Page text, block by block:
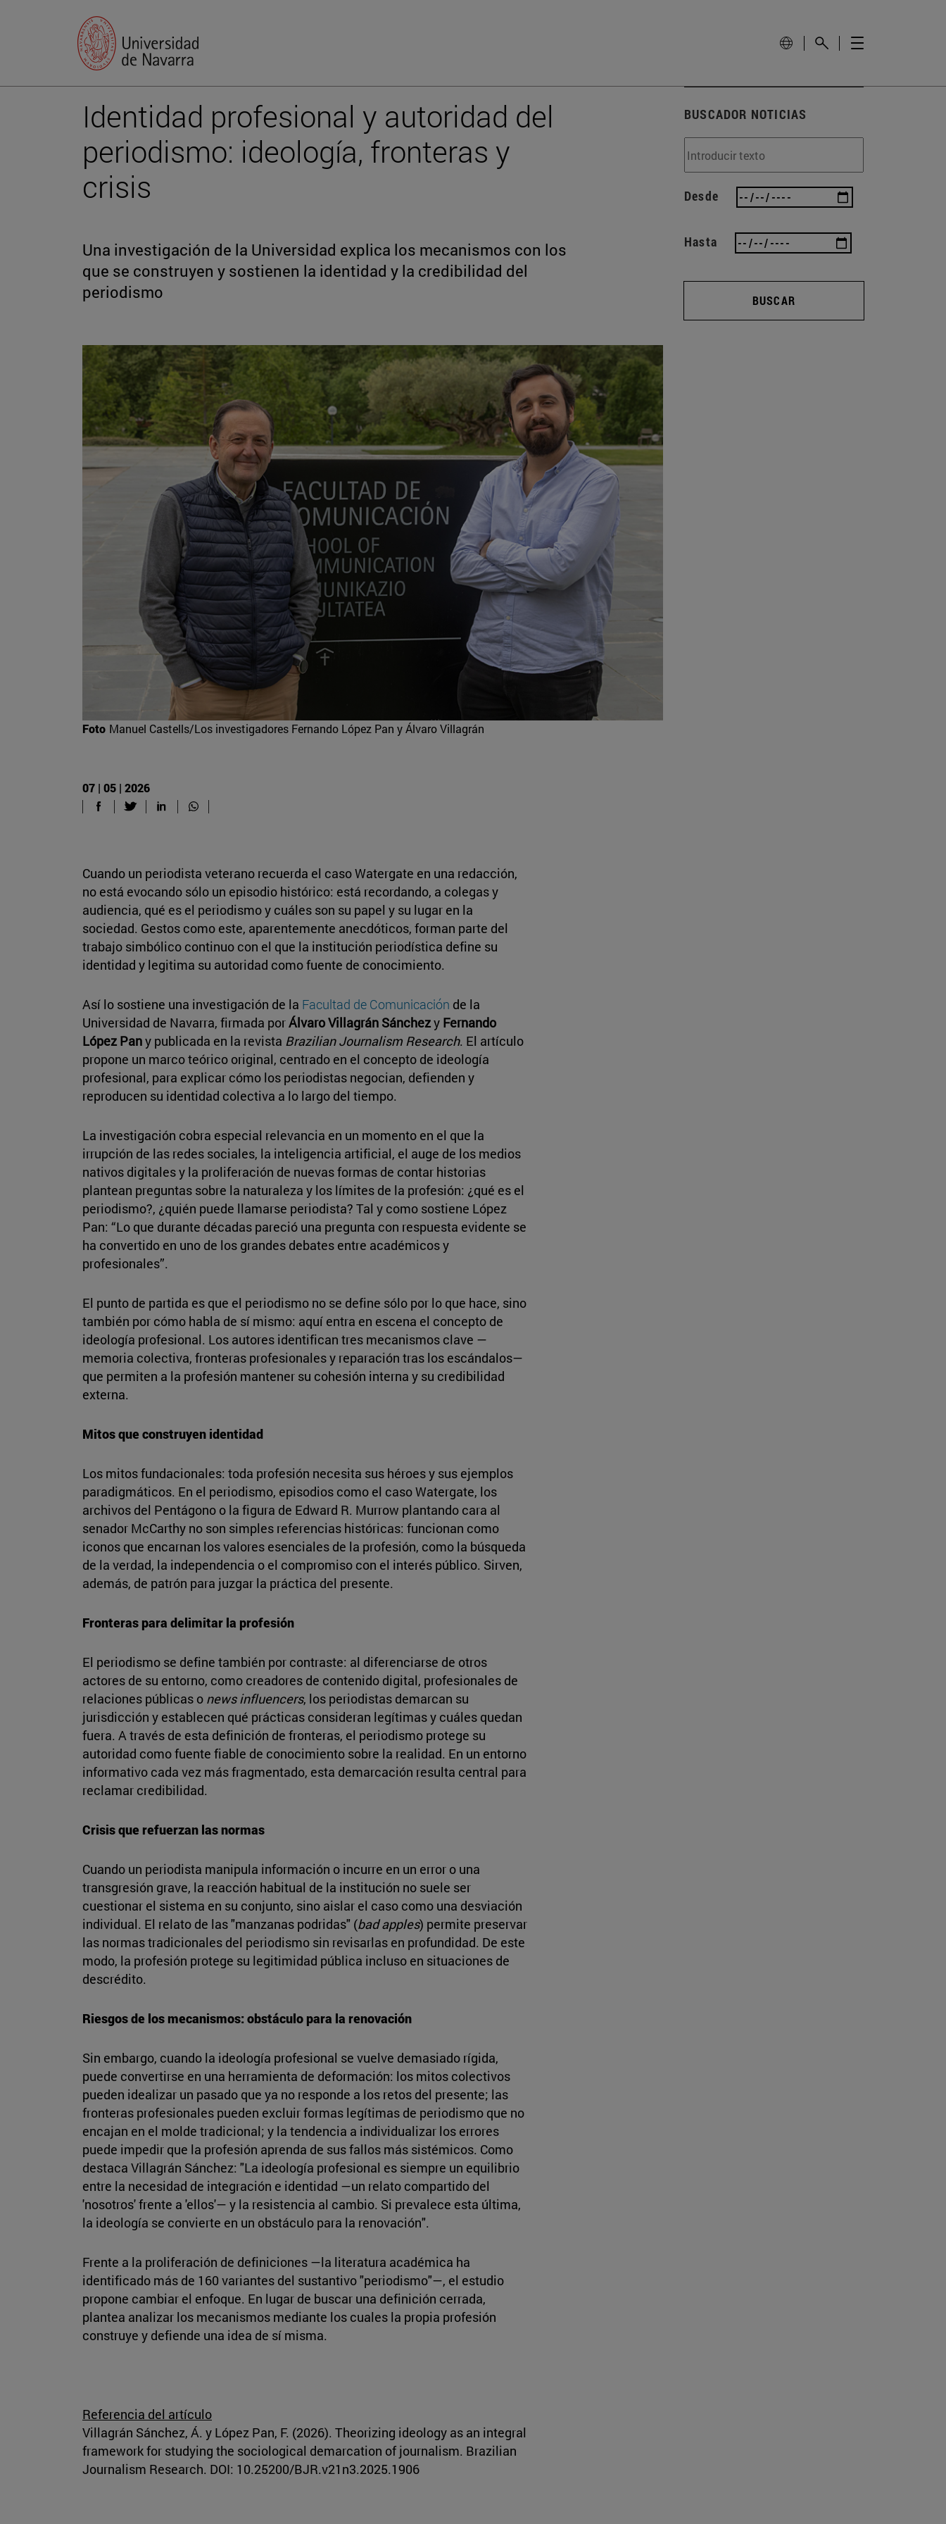
Identidad profesional y autoridad del
periodismo: ideología, fronteras y
crisis
Una investigación de la Universidad explica los mecanismos con los
que se construyen y sostienen la identidad y la credibilidad del
periodismo
Foto Manuel Castells/Los investigadores Fernando López Pan y Álvaro Villagrán
07 | 05 | 2026
Cuando un periodista veterano recuerda el caso Watergate en una redacción,
no está evocando sólo un episodio histórico: está recordando, a colegas y
audiencia, qué es el periodismo y cuáles son su papel y su lugar en la
sociedad. Gestos como este, aparentemente anecdóticos, forman parte del
trabajo simbólico continuo con el que la institución periodística define su
identidad y legitima su autoridad como fuente de conocimiento.
Así lo sostiene una investigación de la Facultad de Comunicación de la
Universidad de Navarra, firmada porÁlvaro Villagrán Sánchezy Fernando
López Pany publicada en la revista Brazilian Journalism Research. El artículo
propone un marco teórico original, centrado en el concepto de ideología
profesional, para explicar cómo los periodistas negocian, defienden y
reproducen su identidad colectiva a lo largo del tiempo.
La investigación cobra especial relevancia en un momento en el que la
irrupción de las redes sociales, la inteligencia artificial, el auge de los medios
nativos digitales y la proliferación de nuevas formas de contar historias
plantean preguntas sobre la naturaleza y los límites de la profesión: ¿qué es el
periodismo?, ¿quién puede llamarse periodista? Tal y como sostiene López
Pan: “Lo que durante décadas pareció una pregunta con respuesta evidente se
ha convertido en uno de los grandes debates entre académicos y
profesionales”.
El punto de partida es que el periodismo no se define sólo por lo que hace, sino
también por cómo habla de sí mismo: aquí entra en escena el concepto de
ideología profesional. Los autores identifican tres mecanismos clave —
memoria colectiva, fronteras profesionales y reparación tras los escándalos—
que permiten a la profesión mantener su cohesión interna y su credibilidad
externa.
Mitos que construyen identidad
Los mitos fundacionales: toda profesión necesita sus héroes y sus ejemplos
paradigmáticos. En el periodismo, episodios como el caso Watergate, los
archivos del Pentágono o la figura de Edward R. Murrow plantando cara al
senador McCarthy no son simples referencias históricas: funcionan como
iconos que encarnan los valores esenciales de la profesión, como la búsqueda
de la verdad, la independencia o el compromiso con el interés público. Sirven,
además, de patrón para juzgar la práctica del presente.
Fronteras para delimitar la profesión
El periodismo se define también por contraste: al diferenciarse de otros
actores de su entorno, como creadores de contenido digital, profesionales de
relaciones públicas o news influencers, los periodistas demarcan su
jurisdicción y establecen qué prácticas consideran legítimas y cuáles quedan
fuera. A través de esta definición de fronteras, el periodismo protege su
autoridad como fuente fiable de conocimiento sobre la realidad. En un entorno
informativo cada vez más fragmentado, esta demarcación resulta central para
reclamar credibilidad.
Crisis que refuerzan las normas
Cuando un periodista manipula información o incurre en un error o una
transgresión grave, la reacción habitual de la institución no suele ser
cuestionar el sistema en su conjunto, sino aislar el caso como una desviación
individual. El relato de las "manzanas podridas" (bad apples) permite preservar
las normas tradicionales del periodismo sin revisarlas en profundidad. De este
modo, la profesión protege su legitimidad pública incluso en situaciones de
descrédito.
Riesgos de los mecanismos: obstáculo para la renovación
Sin embargo, cuando la ideología profesional se vuelve demasiado rígida,
puede convertirse en una herramienta de deformación: los mitos colectivos
pueden idealizar un pasado que ya no responde a los retos del presente; las
fronteras profesionales pueden excluir formas legítimas de periodismo que no
encajan en el molde tradicional; y la tendencia a individualizar los errores
puede impedir que la profesión aprenda de sus fallos más sistémicos. Como
destaca Villagrán Sánchez: "La ideología profesional es siempre un equilibrio
entre la necesidad de integración e identidad —un relato compartido del
'nosotros' frente a 'ellos'— y la resistencia al cambio. Si prevalece esta última,
la ideología se convierte en un obstáculo para la renovación".
Frente a la proliferación de definiciones —la literatura académica ha
identificado más de 160 variantes del sustantivo "periodismo"—, el estudio
propone cambiar el enfoque. En lugar de buscar una definición cerrada,
plantea analizar los mecanismos mediante los cuales la propia profesión
construye y defiende una idea de sí misma.
Referencia del artículo
Villagrán Sánchez, Á. y López Pan, F. (2026). Theorizing ideology as an integral
framework for studying the sociological demarcation of journalism. Brazilian
Journalism Research. DOI: 10.25200/BJR.v21n3.2025.1906
BUSCADOR NOTICIAS
Desde
Hasta
BUSCAR